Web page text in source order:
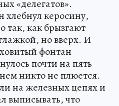
«делегатов».
хлебнул керосину,
как брызгают
но вверх. И
фонтан
почти на пять
никто не плюется.
на железных цепях и
выписывать, что